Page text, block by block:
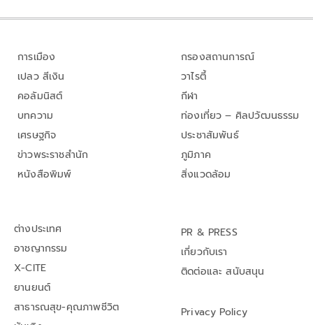
การเมือง
เปลว สีเงิน
คอลัมนิสต์
บทความ
เศรษฐกิจ
ข่าวพระราชสำนัก
หนังสือพิมพ์
กรองสถานการณ์
วาไรตี้
กีฬา
ท่องเที่ยว – ศิลปวัฒนธรรม
ประชาสัมพันธ์
ภูมิภาค
สิ่งแวดล้อม
ต่างประเทศ
อาชญากรรม
X-CITE
ยานยนต์
สาธารณสุข-คุณภาพชีวิต
PR & PRESS
เกี่ยวกับเรา
ติดต่อและ สนับสนุน
Privacy Policy